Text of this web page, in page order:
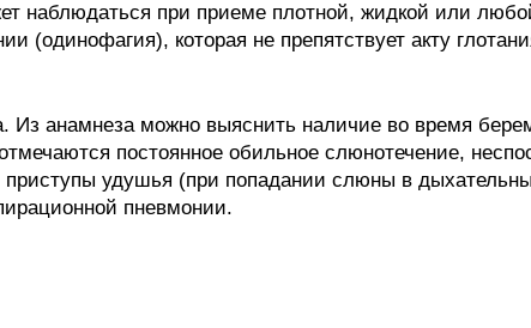
наблюдаться при приеме плотной, жидкой или
(одинофагия), которая не препятствует акту
анамнеза можно выяснить наличие во время
постоянное обильное слюнотечение,
приступы удушья (при попадании слюны в
пневмонии.